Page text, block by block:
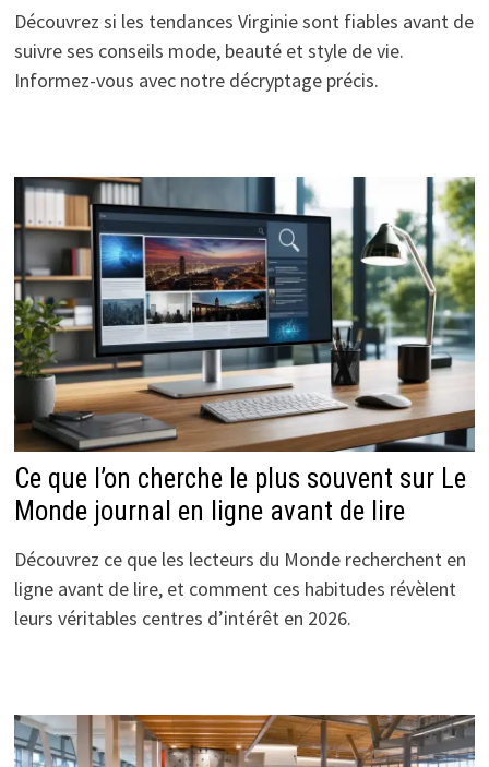
Découvrez si les tendances Virginie sont fiables avant de
suivre ses conseils mode, beauté et style de vie.
Informez-vous avec notre décryptage précis.
Ce que l’on cherche le plus souvent sur Le
Monde journal en ligne avant de lire
Découvrez ce que les lecteurs du Monde recherchent en
ligne avant de lire, et comment ces habitudes révèlent
leurs véritables centres d’intérêt en 2026.